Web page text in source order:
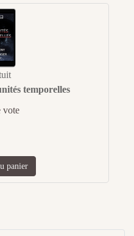
temporelles
vote
panier